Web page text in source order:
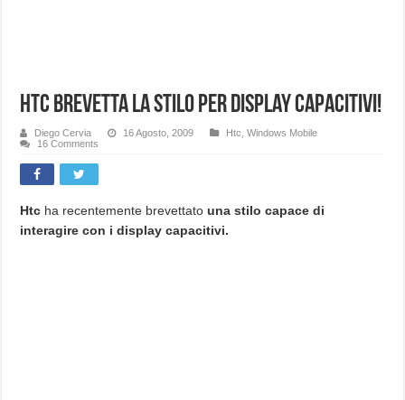
HTC brevetta la stilo per display capacitivi!
Diego Cervia 16 Agosto, 2009 Htc ,Windows Mobile
16 Comments
Htc ha recentemente brevettatouna stilo capace di
interagire con i display capacitivi.